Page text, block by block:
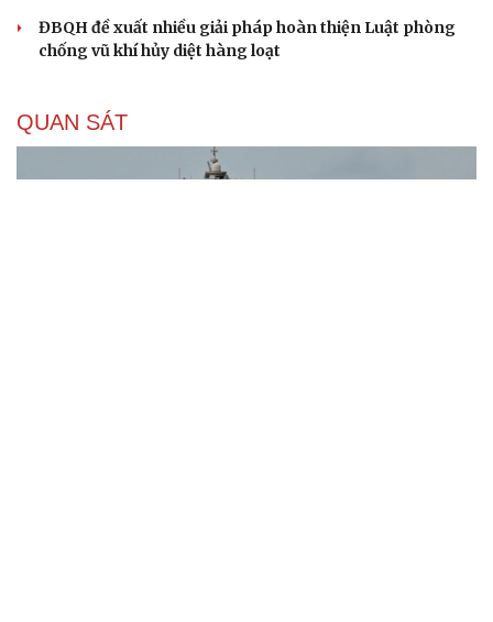
ĐBQH đề xuất nhiều giải pháp hoàn thiện Luật phòng
chống vũ khí hủy diệt hàng loạt
QUAN SÁT